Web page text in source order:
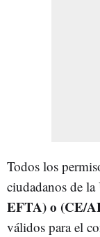
Todos los
ciudadanos de
EFTA) o (CE/
válidos para el